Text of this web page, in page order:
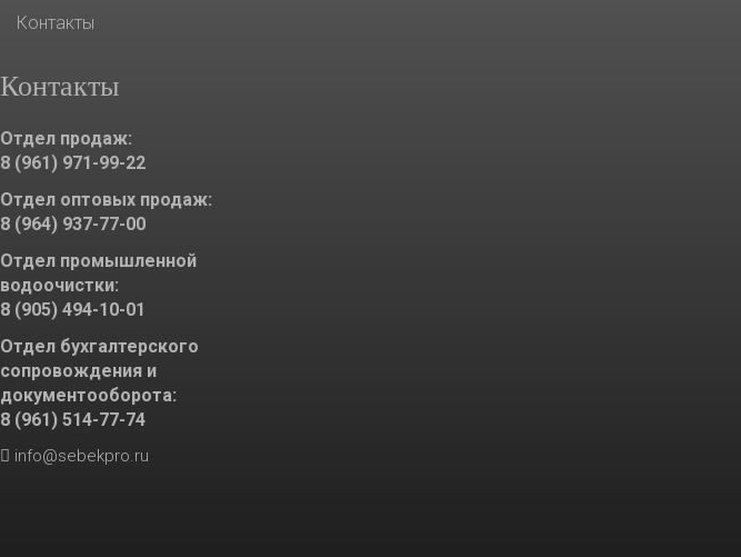
Контакты
Контакты
Отдел продаж:
8 (961) 971-99-22
Отдел оптовых продаж:
8 (964) 937-77-00
Отдел промышленной
водоочистки:
8 (905) 494-10-01
Отдел бухгалтерского
сопровождения и
документооборота:
8 (961) 514-77-74
info@sebekpro.ru